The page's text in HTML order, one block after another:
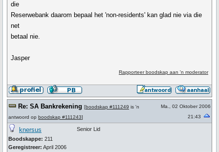
die
Reserwebank daarom bepaal het 'non-residents' kan glad nie via die
net
betaal nie.
Jasper
Rapporteer boodskap aan 'n moderator
Re: SA Bankrekening [boodskap #111249 is 'n
antwoord op boodskap #111243]
Ma., 02 Oktober 2006
21:43
knersus
Boodskappe: 211
Geregistreer: April 2006
Senior Lid